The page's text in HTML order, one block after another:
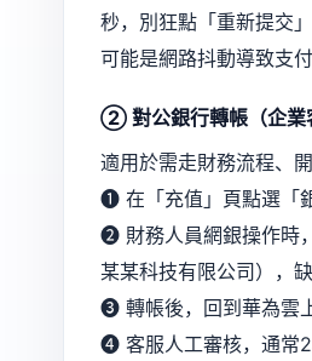
秒，別狂點「重新提交
可能是網路抖動導致支
② 對公銀行轉帳（企業
適用於需走財務流程、
❶ 在「充值」頁點選「
❷ 財務人員網銀操作時，
某某科技有限公司），缺
❸ 轉帳後，回到華為雲
❹ 客服人工審核，通常